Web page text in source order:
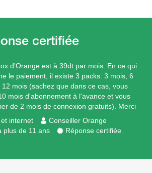
d'Orange est à 39dt par mois. En ce qui
le paiement, il existe 3 packs: 3 mois, 6
12 mois (sachez que dans ce cas, vous
mois d'abonnement à l'avance et vous
de 2 mois de connexion gratuits). Merci
internet
Conseiller Orange
plus de 11 ans
Réponse certifiée